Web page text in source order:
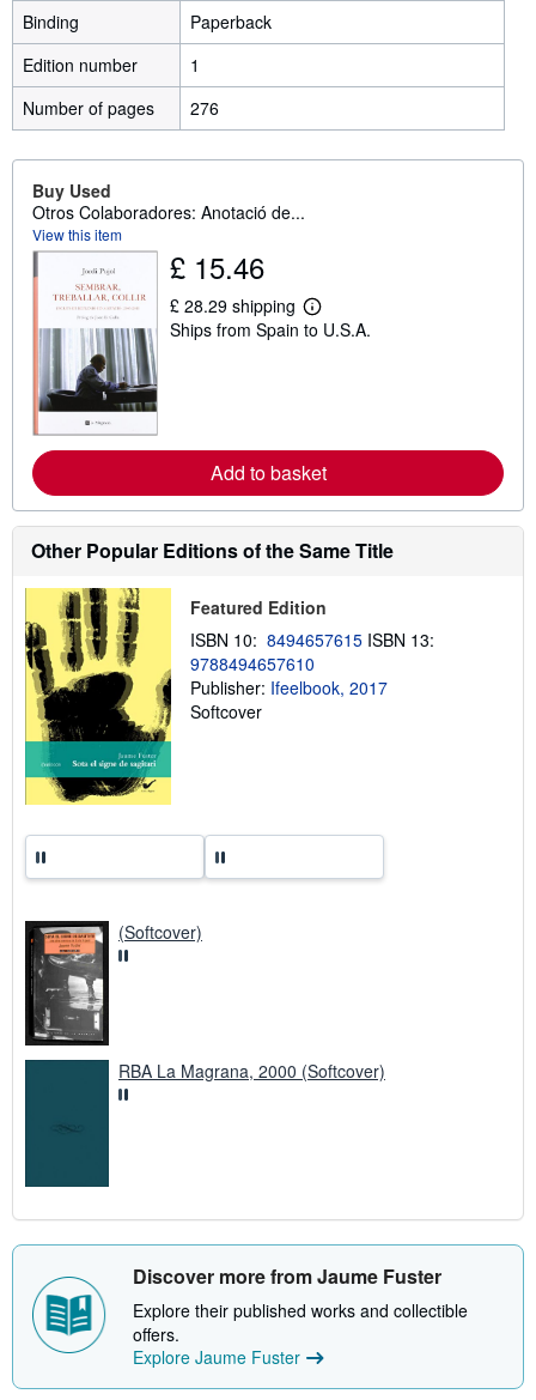
Binding
Paperback
Edition number
1
Number of pages
276
Buy Used
Otros Colaboradores: Anotació de...
View this item
£ 15.46
£ 28.29 shipping
L
e
a
b
o
u
t
i
p
p
i
n
g
Ships from Spain to U.S.A.
Add to basket
Other Popular Editions of the Same Title
Featured Edition
ISBN 10: 8494657615 ISBN 13:
9788494657610
Publisher: Ifeelbook, 2017
Softcover
(Softcover)
RBA La Magrana, 2000 (Softcover)
Discover more from Jaume Fuster
Explore their published works and collectible
offers.
Explore Jaume Fuster